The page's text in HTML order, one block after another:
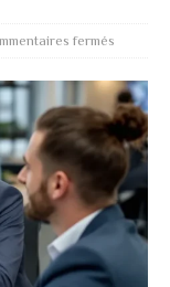
fermés